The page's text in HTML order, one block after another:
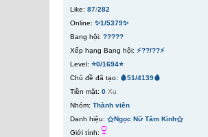
Like: 87/282
Online: ✨1/5379✨
Bang hội: ?????
Xếp hạng Bang hội: ⚡??/??⚡
Level: ⭐0/1694⭐
Chủ đề đã tạo: 🩸51/4139🩸
Tiền mặt: 0 Xu
Nhóm: Thành viên
Danh hiệu: ⚝Ngọc Nữ Tâm Kinh⚝
Giới tính: